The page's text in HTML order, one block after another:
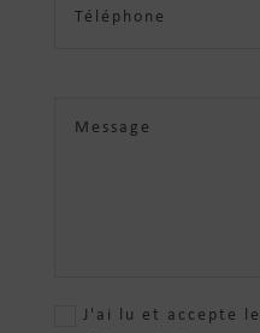
J'ai lu et accepte le